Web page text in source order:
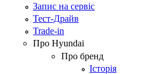
Запис на сервіс
Тест-Драйв
Trade-in
Про Hyundai
Про бренд
Історія